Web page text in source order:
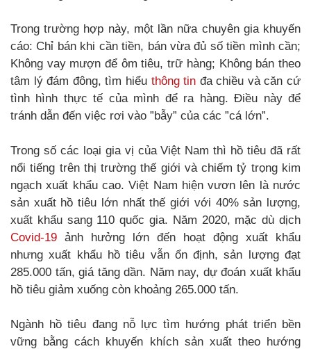
Trong trường hợp này, một lần nữa chuyên gia khuyến
cáo: Chỉ bán khi cần tiền, bán vừa đủ số tiền mình cần;
Không vay mượn để ôm tiêu, trữ hàng; Không bán theo
tâm lý đám đông, tìm hiểu thông tin đa chiều và căn cứ
tình hình thực tế của mình để ra hàng. Điều này để
tránh dẫn đến việc rơi vào ”bẫy” của các ”cá lớn”.
Trong số các loại gia vị của Việt Nam thì hồ tiêu đã rất
nổi tiếng trên thị trường thế giới và chiếm tỷ trọng kim
ngạch xuất khẩu cao. Việt Nam hiện vươn lên là nước
sản xuất hồ tiêu lớn nhất thế giới với 40% sản lượng,
xuất khẩu sang 110 quốc gia. Năm 2020, mặc dù dịch
Covid-19 ảnh hưởng lớn đến hoạt động xuất khẩu
nhưng xuất khẩu hồ tiêu vẫn ổn định, sản lượng đạt
285.000 tấn, giá tăng dần. Năm nay, dự đoán xuất khẩu
hồ tiêu giảm xuống còn khoảng 265.000 tấn.
Ngành hồ tiêu đang nỗ lực tìm hướng phát triển bền
vững bằng cách khuyến khích sản xuất theo hướng